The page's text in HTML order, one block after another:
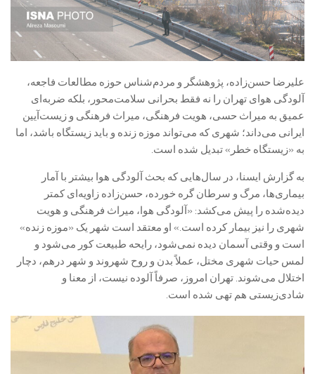
علیرضا حسن‌زاده، پژوهشگر و مردم‌شناس حوزه مطالعات فاجعه،
آلودگی هوای تهران را نه فقط بحرانی سلامت‌محور، بلکه ضربه‌ای
عمیق به میراث حسی، هویت فرهنگی، میراث فرهنگی و زیست‌آیین
ایرانی می‌داند؛ شهری که می‌تواند موزه زنده و باید زیستگاه باشد، اما
به «زیستگاه خطر» تبدیل شده است.
به گزارش ایسنا، در سال‌هایی که بحث آلودگی هوا بیشتر با آمار
بیماری‌ها، مرگ و سرطان گره خورده، حسن‌زاده زاویه‌ای کمتر
دیده‌شده را پیش می‌کشد: «آلودگی هوا، میراث فرهنگی و هویت
شهری را نیز بیمار کرده است.» او معتقد است شهر یک «موزه زنده»
است و وقتی آسمان دیده نمی‌شود، رایحه طبیعت کور می‌شود و
لمس حیات شهری مختل، عملاً بدن و روح شهروند و شهر درهم، دچار
اختلال می‌شوند. تهران امروز، صرفاً آلوده نیست، از معنا و
شادی‌زیستی هم تهی شده است.